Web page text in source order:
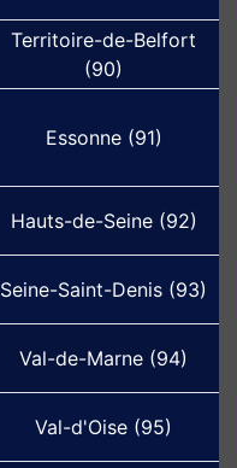
Territoire-de-Belfort
(90)
Essonne (91)
Hauts-de-Seine (92)
Seine-Saint-Denis (93)
Val-de-Marne (94)
Val-d'Oise (95)